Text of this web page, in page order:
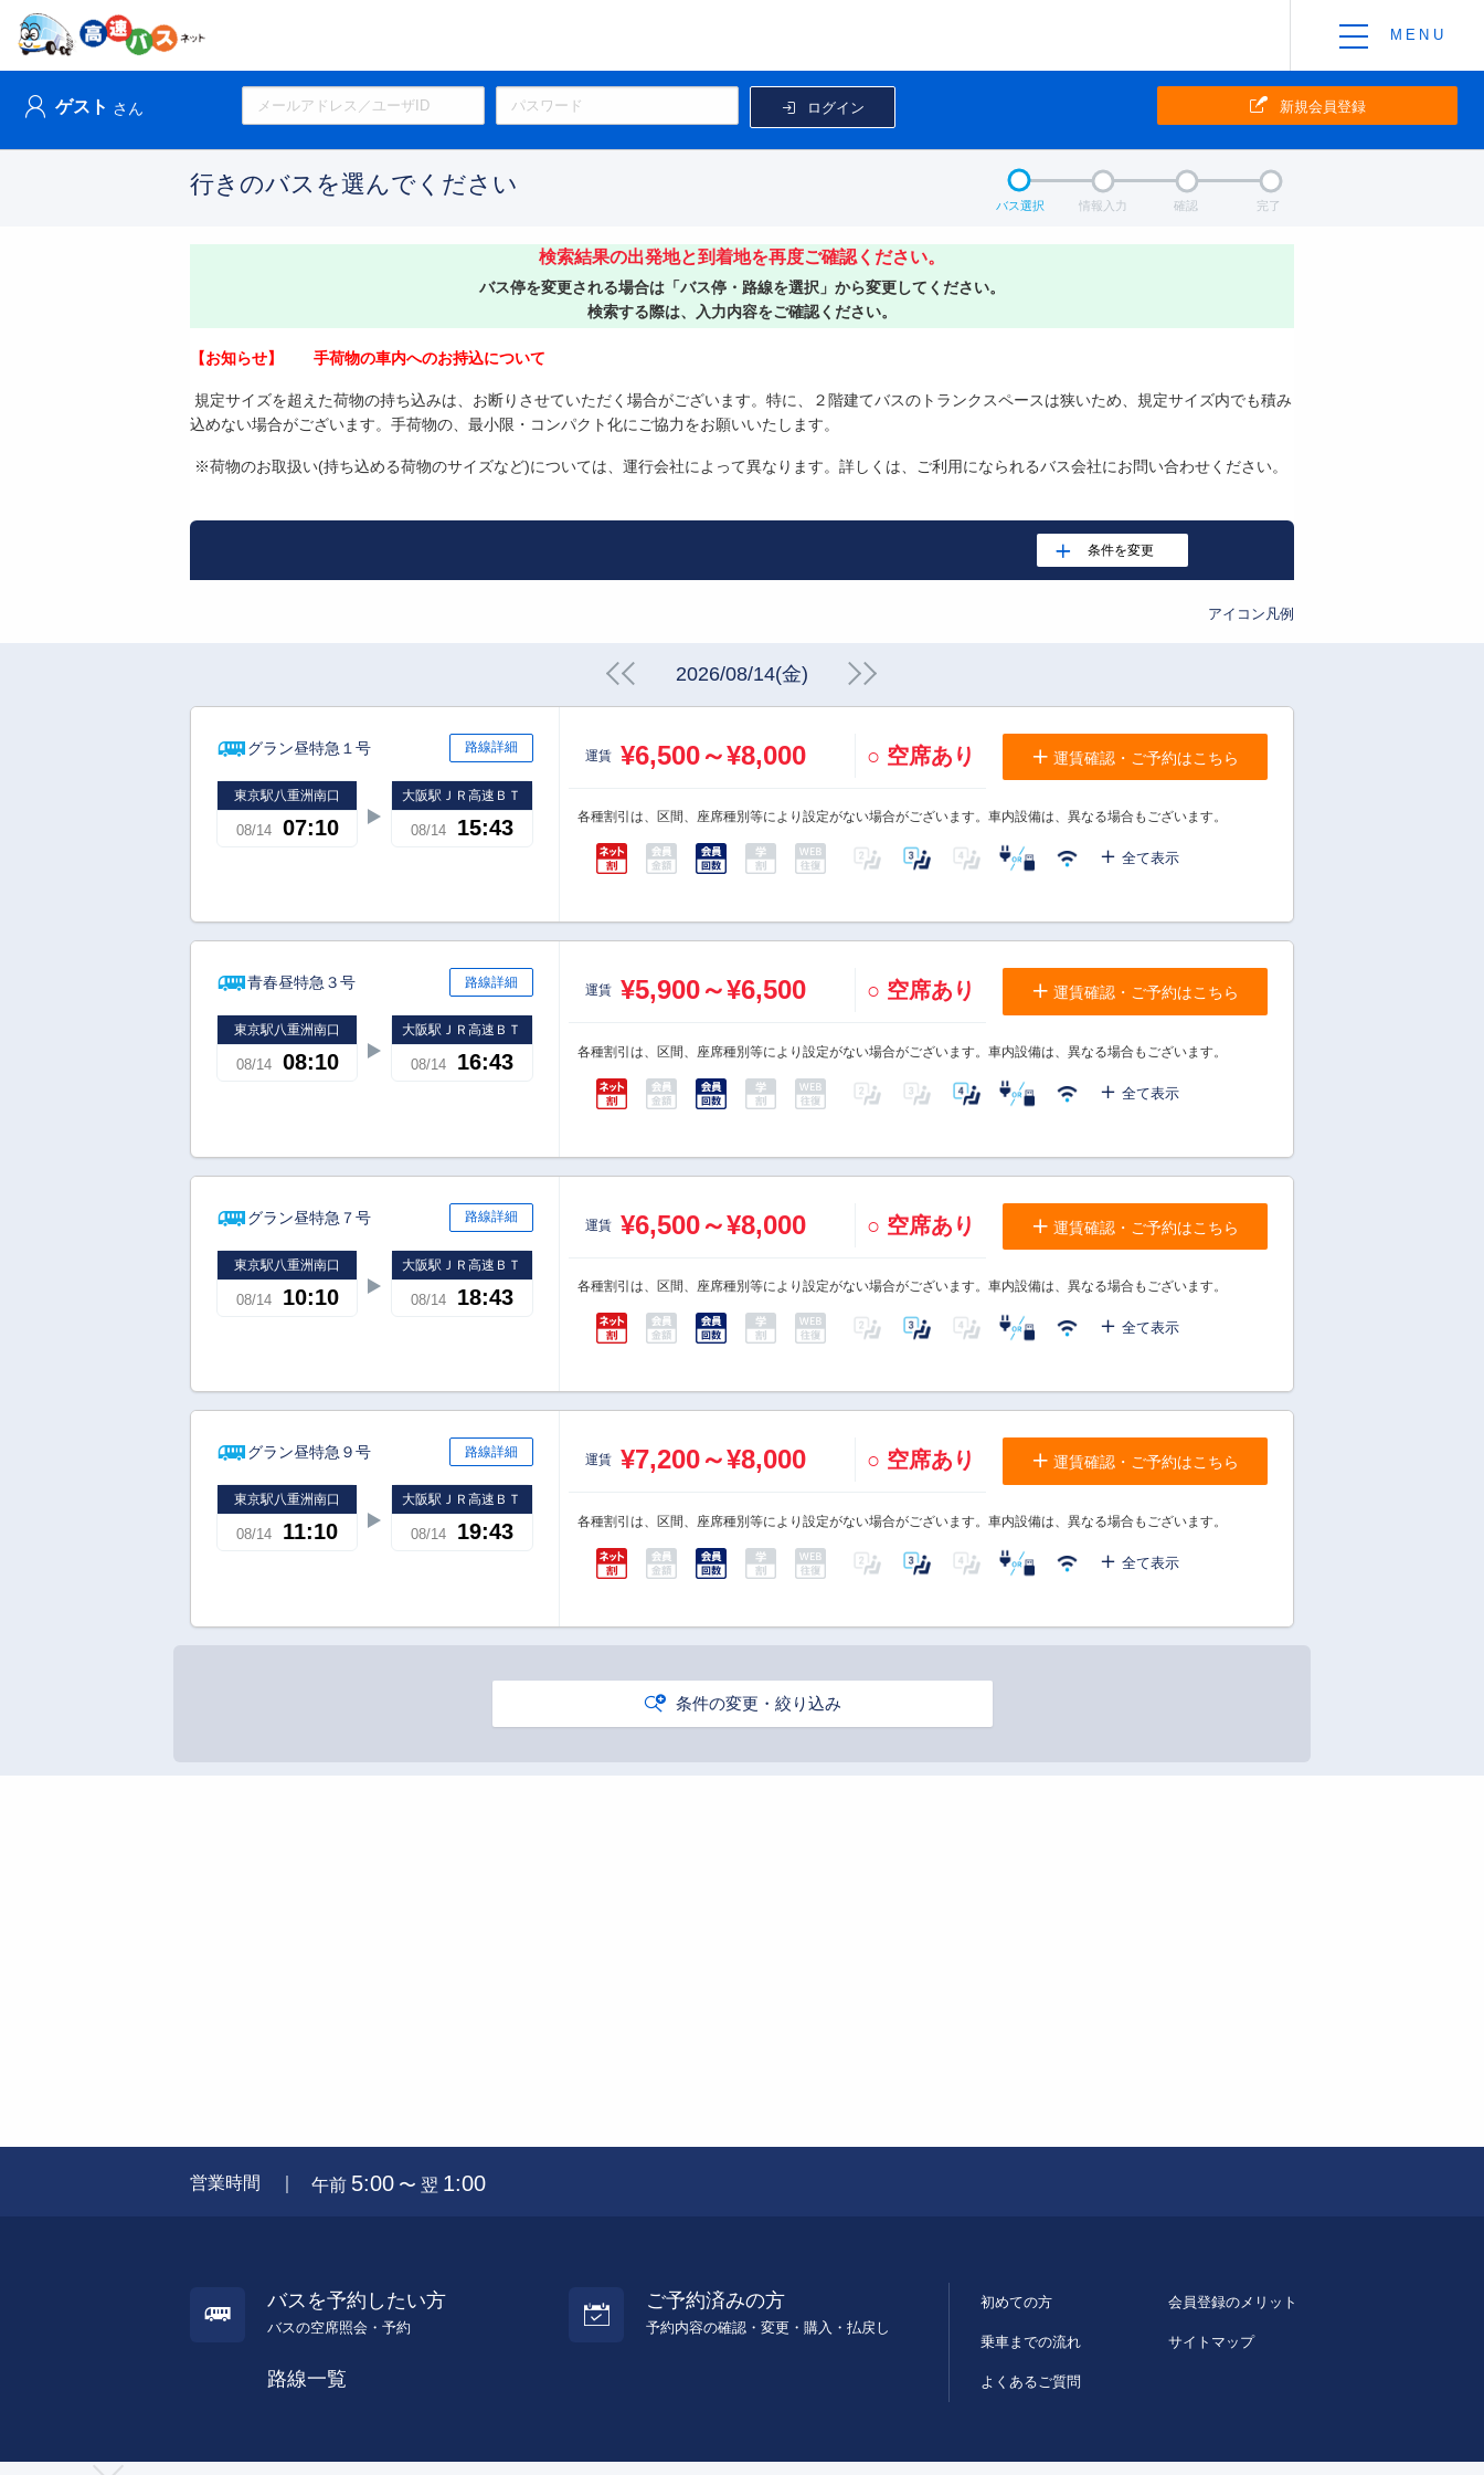
ゲスト さん ログイン 新規会員登録
行きのバスを選んでください
バス選択 情報入力 確認 完了
検索結果の出発地と到着地を再度ご確認ください。
バス停を変更される場合は「バス停・路線を選択」から変更してください。
検索する際は、入力内容をご確認ください。
【お知らせ】 手荷物の車内へのお持込について
規定サイズを超えた荷物の持ち込みは、お断りさせていただく場合がございます。特に、２階建てバスのトランクスペースは狭いため、規定サイズ内でも積み
込めない場合がございます。手荷物の、最小限・コンパクト化にご協力をお願いいたします。
※荷物のお取扱い(持ち込める荷物のサイズなど)については、運行会社によって異なります。詳しくは、ご利用になられるバス会社にお問い合わせください。
アイコン凡例
2026/08/14(金)
グラン昼特急１号 路線詳細
東京駅八重洲南口
08/14 07:10
大阪駅ＪＲ高速ＢＴ
08/14 15:43
運賃 ¥6,500～¥8,000 ○ 空席あり 運賃確認・ご予約はこちら
各種割引は、区間、座席種別等により設定がない場合がございます。車内設備は、異なる場合もございます。
全て表示
青春昼特急３号 路線詳細
東京駅八重洲南口
08/14 08:10
大阪駅ＪＲ高速ＢＴ
08/14 16:43
運賃 ¥5,900～¥6,500 ○ 空席あり 運賃確認・ご予約はこちら
各種割引は、区間、座席種別等により設定がない場合がございます。車内設備は、異なる場合もございます。
全て表示
グラン昼特急７号 路線詳細
東京駅八重洲南口
08/14 10:10
大阪駅ＪＲ高速ＢＴ
08/14 18:43
運賃 ¥6,500～¥8,000 ○ 空席あり 運賃確認・ご予約はこちら
各種割引は、区間、座席種別等により設定がない場合がございます。車内設備は、異なる場合もございます。
全て表示
グラン昼特急９号 路線詳細
東京駅八重洲南口
08/14 11:10
大阪駅ＪＲ高速ＢＴ
08/14 19:43
運賃 ¥7,200～¥8,000 ○ 空席あり 運賃確認・ご予約はこちら
各種割引は、区間、座席種別等により設定がない場合がございます。車内設備は、異なる場合もございます。
全て表示
条件の変更・絞り込み
営業時間 ｜ 午前 5:00 〜 翌 1:00
バスを予約したい方
バスの空席照会・予約
路線一覧
ご予約済みの方
予約内容の確認・変更・購入・払戻し
初めての方
乗車までの流れ
よくあるご質問
会員登録のメリット
サイトマップ